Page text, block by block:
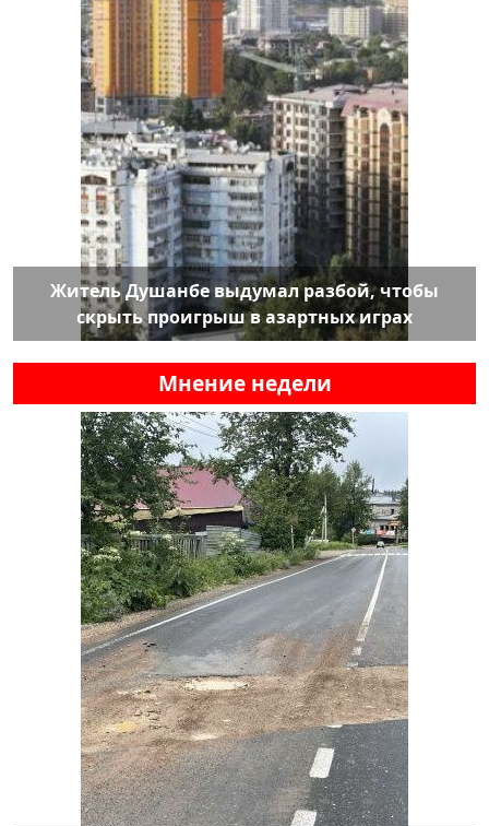
Житель Душанбе выдумал разбой, чтобы
скрыть проигрыш в азартных играх
Мнение недели